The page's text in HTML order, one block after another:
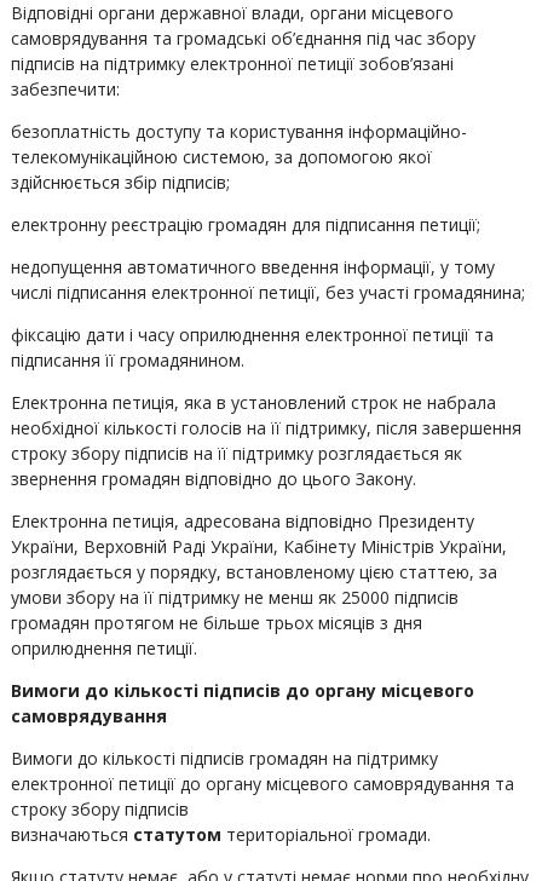
Відповідні органи державної влади, органи місцевого
самоврядування та громадські об’єднання під час збору
підписів на підтримку електронної петиції зобов’язані
забезпечити:
безоплатність доступу та користування інформаційно-
телекомунікаційною системою, за допомогою якої
здійснюється збір підписів;
електронну реєстрацію громадян для підписання петиції;
недопущення автоматичного введення інформації, у тому
числі підписання електронної петиції, без участі громадянина;
фіксацію дати і часу оприлюднення електронної петиції та
підписання її громадянином.
Електронна петиція, яка в установлений строк не набрала
необхідної кількості голосів на її підтримку, після завершення
строку збору підписів на її підтримку розглядається як
звернення громадян відповідно до цього Закону.
Електронна петиція, адресована відповідно Президенту
України, Верховній Раді України, Кабінету Міністрів України,
розглядається у порядку, встановленому цією статтею, за
умови збору на її підтримку не менш як 25000 підписів
громадян протягом не більше трьох місяців з дня
оприлюднення петиції.
Вимоги до кількості підписів до органу місцевого
самоврядування
Вимоги до кількості підписів громадян на підтримку
електронної петиції до органу місцевого самоврядування та
строку збору підписів
визначаються статутом територіальної громади.